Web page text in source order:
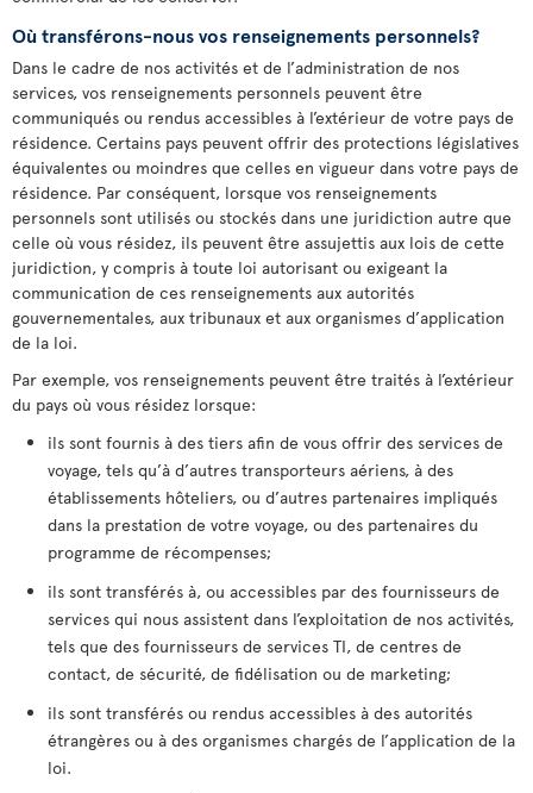
Où transférons-nous vos renseignements personnels?
Dans le cadre de nos activités et de l’administration de nos
services, vos renseignements personnels peuvent être
communiqués ou rendus accessibles à l’extérieur de votre pays de
résidence. Certains pays peuvent offrir des protections législatives
équivalentes ou moindres que celles en vigueur dans votre pays de
résidence. Par conséquent, lorsque vos renseignements
personnels sont utilisés ou stockés dans une juridiction autre que
celle où vous résidez, ils peuvent être assujettis aux lois de cette
juridiction, y compris à toute loi autorisant ou exigeant la
communication de ces renseignements aux autorités
gouvernementales, aux tribunaux et aux organismes d’application
de la loi.
Par exemple, vos renseignements peuvent être traités à l’extérieur
du pays où vous résidez lorsque:
ils sont fournis à des tiers afin de vous offrir des services de
voyage, tels qu’à d’autres transporteurs aériens, à des
établissements hôteliers, ou d’autres partenaires impliqués
dans la prestation de votre voyage, ou des partenaires du
programme de récompenses;
ils sont transférés à, ou accessibles par des fournisseurs de
services qui nous assistent dans l’exploitation de nos activités,
tels que des fournisseurs de services TI, de centres de
contact, de sécurité, de fidélisation ou de marketing;
ils sont transférés ou rendus accessibles à des autorités
étrangères ou à des organismes chargés de l’application de la
loi.